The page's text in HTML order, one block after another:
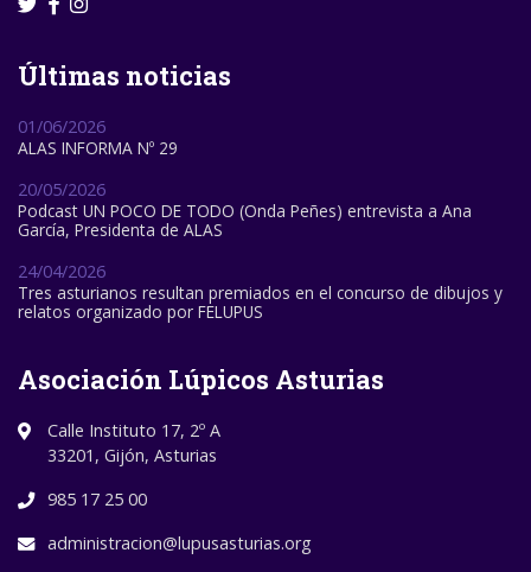
Últimas noticias
01/06/2026
ALAS INFORMA Nº 29
20/05/2026
Podcast UN POCO DE TODO (Onda Peñes) entrevista a Ana
García, Presidenta de ALAS
24/04/2026
Tres asturianos resultan premiados en el concurso de dibujos y
relatos organizado por FELUPUS
Asociación Lúpicos Asturias
Calle Instituto 17, 2º A
33201, Gijón, Asturias
985 17 25 00
administracion@lupusasturias.org